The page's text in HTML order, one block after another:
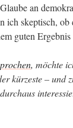
an
ich skep­tisch, ob
guten
, möch­te
kür­zes­te – und